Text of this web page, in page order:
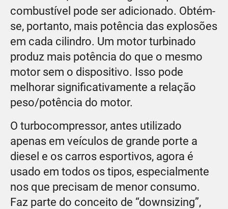
combustível pode ser adicionado. Obtém-
se, portanto, mais potência das explosões
em cada cilindro. Um motor turbinado
produz mais potência do que o mesmo
motor sem o dispositivo. Isso pode
melhorar significativamente a relação
peso/potência do motor.
O turbocompressor, antes utilizado
apenas em veículos de grande porte a
diesel e os carros esportivos, agora é
usado em todos os tipos, especialmente
nos que precisam de menor consumo.
Faz parte do conceito de “downsizing”,